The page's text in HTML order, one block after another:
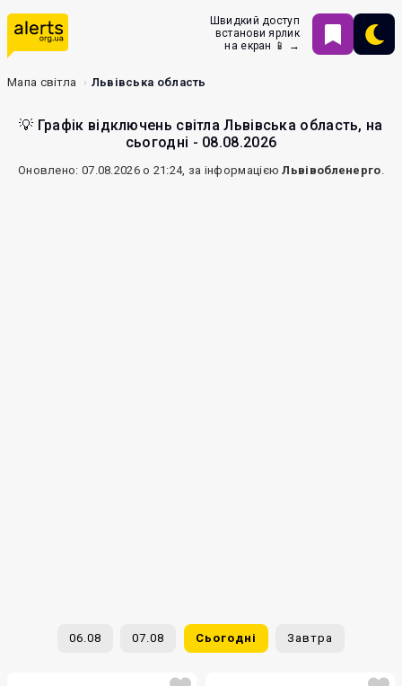
Швидкий доступ
встанови ярлик
на екран 📱 →
Мапа світла Львівська область
💡 Графік відключень світла Львівська область, на
сьогодні - 08.08.2026
Оновлено: 07.08.2026 о 21:24, за інформацієюЛьвівобленерго.
06.08 07.08 Сьогодні Завтра